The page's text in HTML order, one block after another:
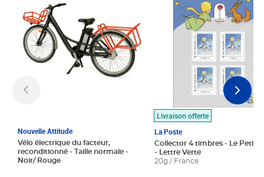
Nouvelle Attitude
Vélo électrique du facteur,
reconditionné - Taille normale -
Noir/ Rouge
Livraison offerte
La Poste
Collector 4 timbres - Le Petit
- Lettre Verte
20g / France